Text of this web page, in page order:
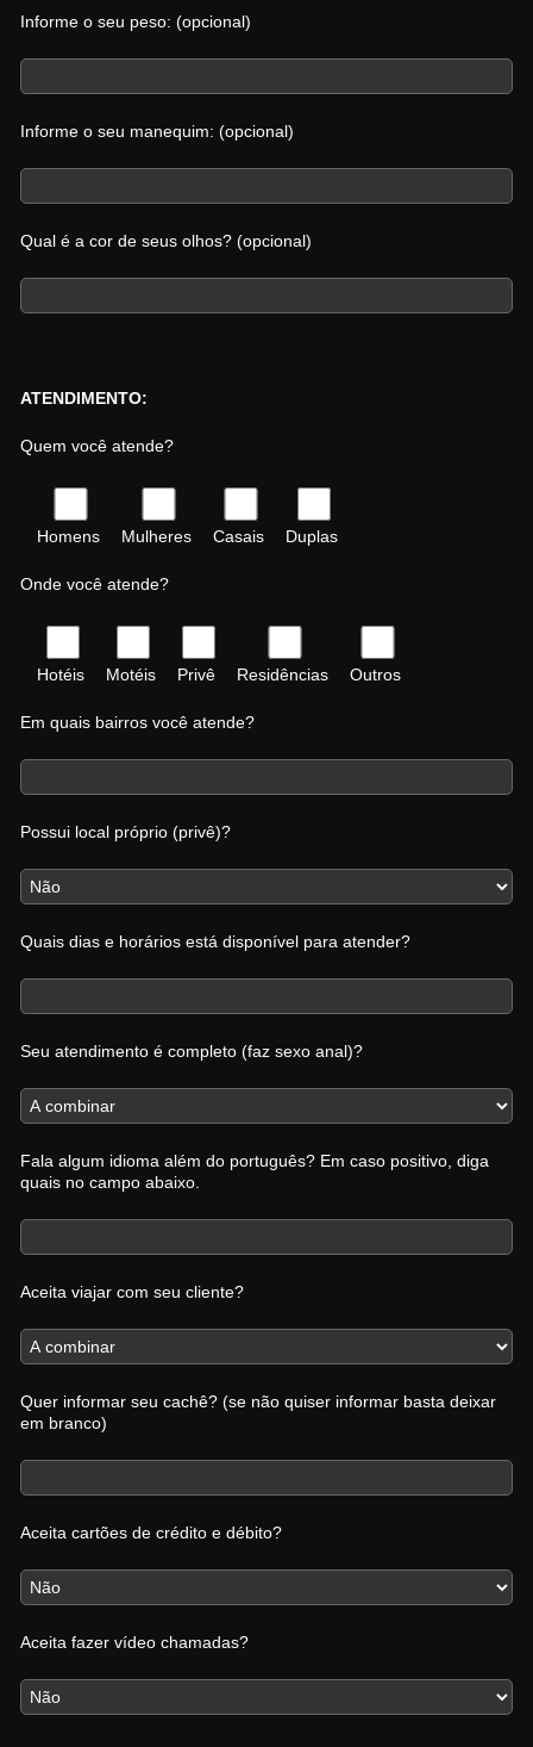
Informe o seu peso: (opcional)
Informe o seu manequim: (opcional)
Qual é a cor de seus olhos? (opcional)
ATENDIMENTO:
Quem você atende?
Homens Mulheres Casais Duplas
Onde você atende?
Hotéis Motéis Privê Residências Outros
Em quais bairros você atende?
Possui local próprio (privê)?
Quais dias e horários está disponível para atender?
Seu atendimento é completo (faz sexo anal)?
Fala algum idioma além do português? Em caso positivo, diga
quais no campo abaixo.
Aceita viajar com seu cliente?
Quer informar seu cachê? (se não quiser informar basta deixar
em branco)
Aceita cartões de crédito e débito?
Aceita fazer vídeo chamadas?